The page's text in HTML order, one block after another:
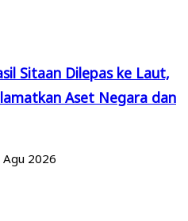
Sitaan Dilepas ke Laut,
Aset Negara dan
2026